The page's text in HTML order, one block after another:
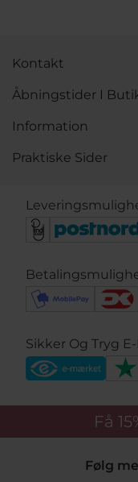
Kontakt
Åbningstider I
Information
Praktiske Sider
Sikker Og Tryg
Få
Følg